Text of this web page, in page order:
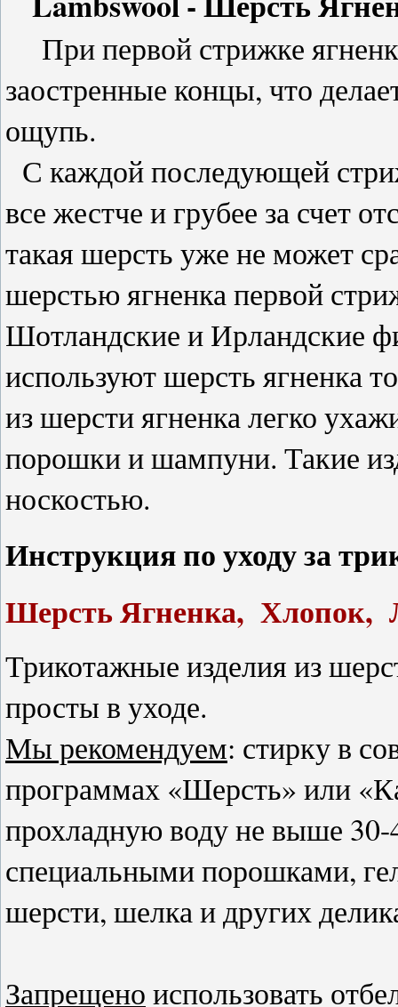
При первой стрижке
заостренные концы, что
ощупь.
С каждой последующей
все жестче и грубее за счет
такая шерсть уже не может
шерстью ягненка первой
Шотландские и Ирландские
используют шерсть ягненка
из шерсти ягненка легко
порошки и шампуни. Такие
носкостью.
Инструкция по уходу за
Шерсть Ягненка, Хлопок,
Трикотажные изделия из
просты в уходе.
Мы рекомендуем: стирку в
программах «Шерсть» или
прохладную воду не выше 30-
специальными порошками,
шерсти, шелка и других
Запрещеноиспользовать